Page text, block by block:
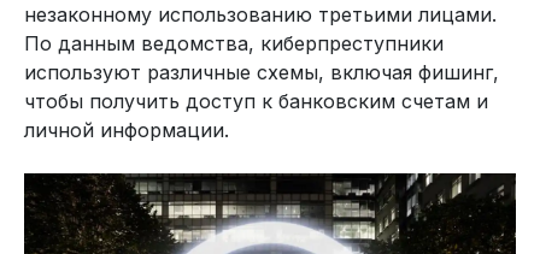
незаконному использованию третьими лицами.
По данным ведомства, киберпреступники
используют различные схемы, включая фишинг,
чтобы получить доступ к банковским счетам и
личной информации.